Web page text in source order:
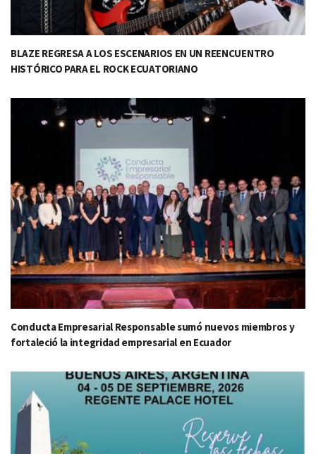
BLAZE REGRESA A LOS ESCENARIOS EN UN REENCUENTRO
HISTÓRICO PARA EL ROCK ECUATORIANO
Conducta Empresarial Responsable sumó nuevos miembros y
fortaleció la integridad empresarial en Ecuador